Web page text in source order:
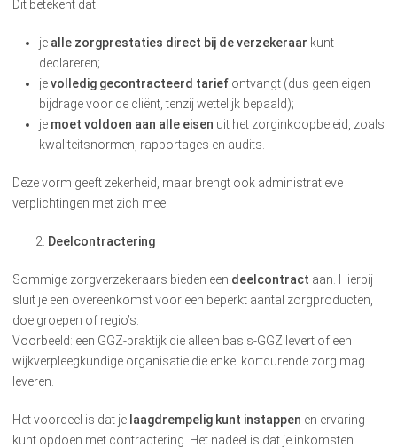
Dit betekent dat:
je alle zorgprestaties direct bij de verzekeraar kunt
declareren;
jevolledig gecontracteerd tarief ontvangt (dus geen eigen
bijdrage voor de cliënt, tenzij wettelijk bepaald);
je moet voldoen aan alle eisen uit het zorginkoopbeleid, zoals
kwaliteitsnormen, rapportages en audits.
Deze vorm geeft zekerheid, maar brengt ook administratieve
verplichtingen met zich mee.
Deelcontractering
Sommige zorgverzekeraars bieden een deelcontract aan. Hierbij
sluit je een overeenkomst voor een beperkt aantal zorgproducten,
doelgroepen of regio’s.
Voorbeeld: een GGZ-praktijk die alleen basis-GGZ levert of een
wijkverpleegkundige organisatie die enkel kortdurende zorg mag
leveren.
Het voordeel is dat je laagdrempelig kunt instappen en ervaring
kunt opdoen met contractering. Het nadeel is dat je inkomsten